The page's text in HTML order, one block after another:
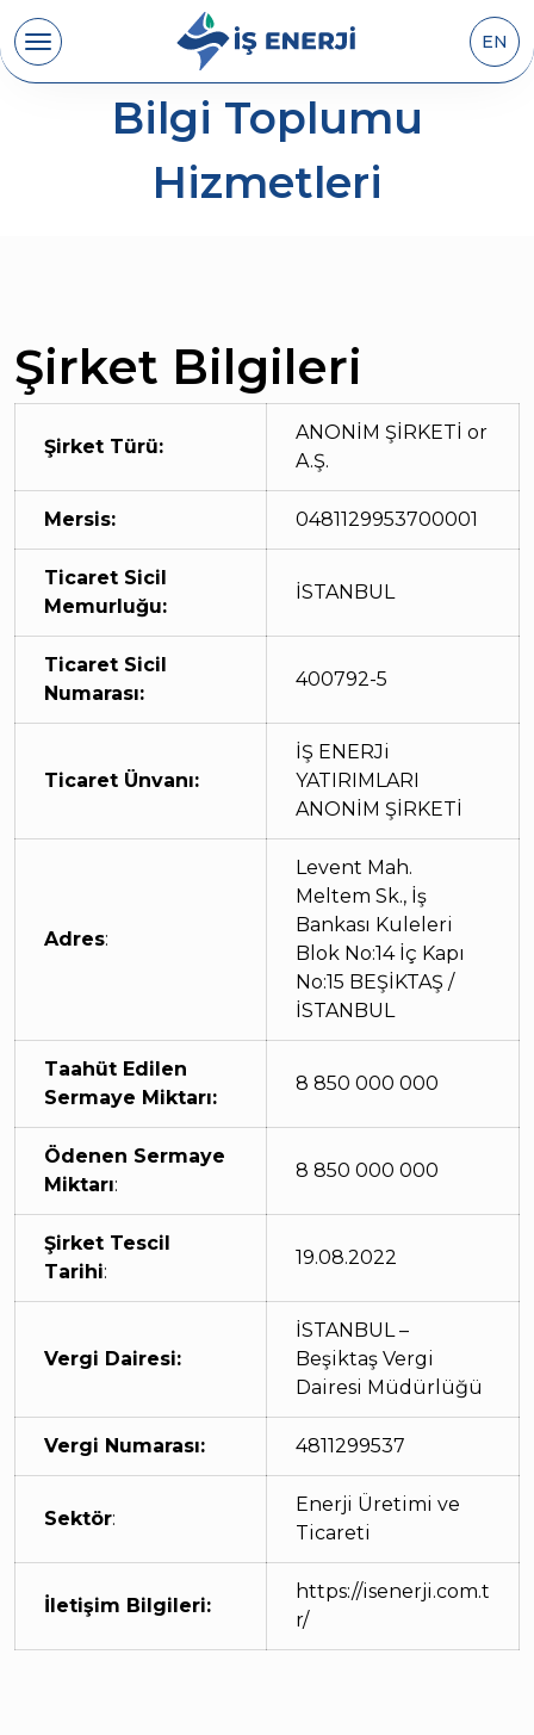
EN
Bilgi Toplumu
Hizmetleri
Şirket Bilgileri
Şirket Türü:
ANONİM ŞİRKETİ or
A.Ş.
Mersis: 0481129953700001
Ticaret Sicil
Memurluğu:
İSTANBUL
Ticaret Sicil
Numarası:
400792-5
Ticaret Ünvanı:
İŞ ENERJi
YATIRIMLARI
ANONİM ŞİRKETİ
Adres:
Levent Mah.
Meltem Sk., İş
Bankası Kuleleri
Blok No:14 İç Kapı
No:15 BEŞİKTAŞ /
İSTANBUL
Taahüt Edilen
Sermaye Miktarı:
8 850 000 000
Ödenen Sermaye
Miktarı:
8 850 000 000
Şirket Tescil
Tarihi:
19.08.2022
Vergi Dairesi:
İSTANBUL –
Beşiktaş Vergi
Dairesi Müdürlüğü
Vergi Numarası: 4811299537
Sektör:
Enerji Üretimi ve
Ticareti
İletişim Bilgileri:
https://isenerji.com.t
r/